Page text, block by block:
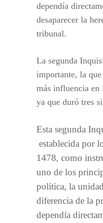
dependía
desaparecer la
tribunal.
La segunda
importante, la
más influencia en
ya que duró tres
Esta segunda
establecida por
1478, como
uno de los
política, la
diferencia de la
dependía